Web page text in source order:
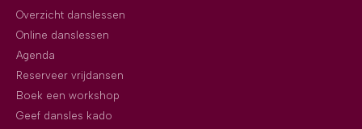
Overzicht danslessen
Online danslessen
Agenda
Reserveer vrijdansen
Boek een workshop
Geef dansles kado